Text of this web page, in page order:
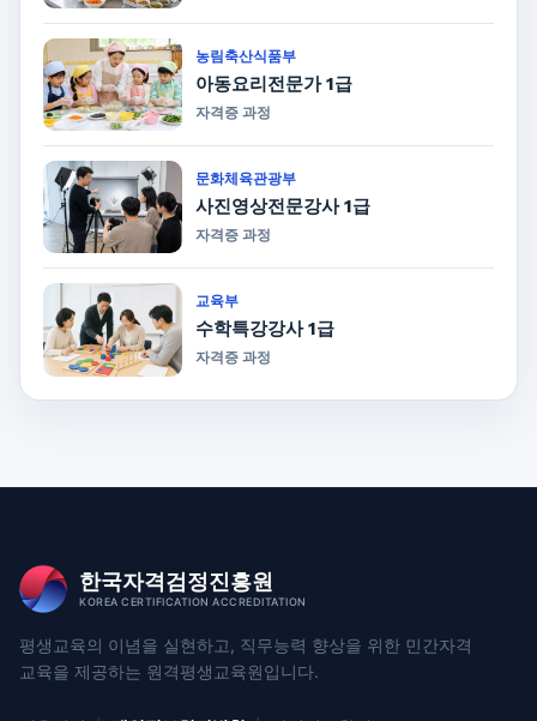
농림축산식품부
아동요리전문가 1급
자격증 과정
문화체육관광부
사진영상전문강사 1급
자격증 과정
교육부
수학특강강사 1급
자격증 과정
한국자격검정진흥원
KOREA CERTIFICATION ACCREDITATION
평생교육의 이념을 실현하고, 직무능력 향상을 위한 민간자격
교육을 제공하는 원격평생교육원입니다.